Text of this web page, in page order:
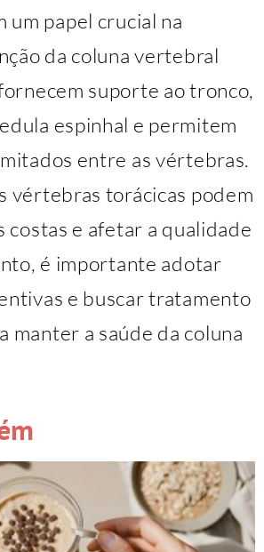
um papel crucial na
da coluna vertebral
suporte ao tronco,
espinhal e permitem
entre as vértebras.
vértebras torácicas podem
costas e afetar a qualidade
é importante adotar
e buscar tratamento
manter a saúde da coluna